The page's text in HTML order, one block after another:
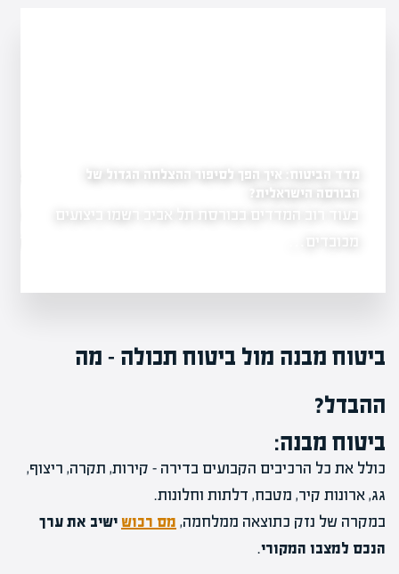
שלך
התביעה
מדד הביטוח: איך הפך לסיפור ההצלחה הגדול של
הבורסה הישראלית?
בעוד רוב המדדים בבורסת תל אביב רשמו ביצועים
מכובדים…
ביטוח ישיר מושעית:
חשיפת
ביטוח מבנה מול ביטוח תכולה – מה
ההבדל?
ביטוח מבנה:
כולל את כל הרכיבים הקבועים בדירה – קירות, תקרה, ריצוף,
גג, ארונות קיר, מטבח, דלתות וחלונות.
במקרה של נזק כתוצאה ממלחמה, מס רכושישיב את ערך
הנכס למצבו המקורי.